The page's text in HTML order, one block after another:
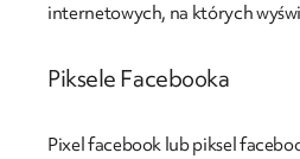
internetowych, na których
Piksele Facebooka
Pixel facebook lub piksel